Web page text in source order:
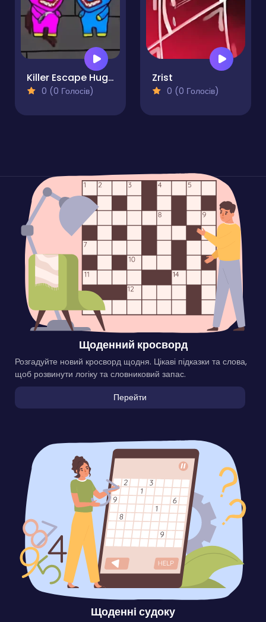
Killer Escape Huggy Extreme
0 (0 Голосів)
Zrist
0 (0 Голосів)
Щоденний кросворд
Розгадуйте новий кросворд щодня. Цікаві підказки та слова,
щоб розвинути логіку та словниковий запас.
Перейти
Щоденні судоку